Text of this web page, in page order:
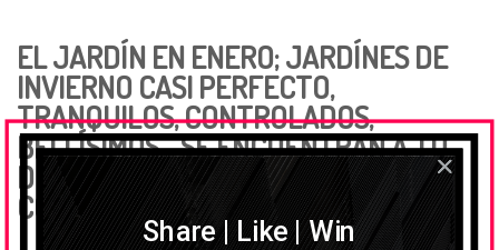
EL JARDÍN EN ENERO; JARDÍNES DE
INVIERNO CASI PERFECTO,
TRANQUILOS, CONTROLADOS,
BELLÍSIMOS… SE ENCUENTRAN A TU
DISPOSICIÓN CASI SÓLO PARA LA
CONTEMPLACIÓN…
Share | Like | Win